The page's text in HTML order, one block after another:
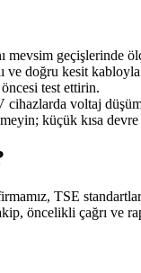
mevsim geçişlerinde
ve doğru kesit
test ettirin.
cihazlarda voltaj
küçük kısa
TSE
öncelikli çağrı ve